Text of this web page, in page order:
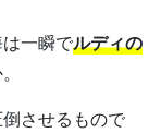
一瞬でルディの
させるもので